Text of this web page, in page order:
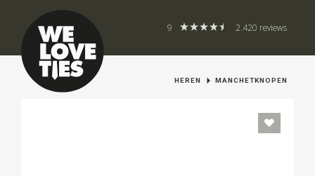
9 2.420 reviews
HEREN MANCHETKNOPEN